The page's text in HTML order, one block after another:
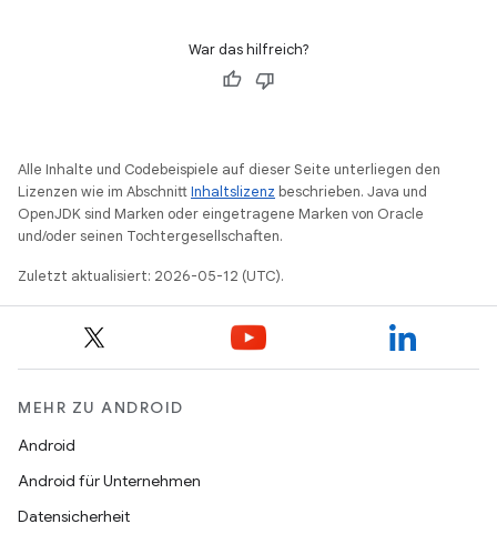
War das hilfreich?
Alle Inhalte und Codebeispiele auf dieser Seite unterliegen den
Lizenzen wie im AbschnittInhaltslizenz beschrieben. Java und
OpenJDK sind Marken oder eingetragene Marken von Oracle
und/oder seinen Tochtergesellschaften.
Zuletzt aktualisiert: 2026-05-12 (UTC).
MEHR ZU ANDROID
Android
Android für Unternehmen
Datensicherheit